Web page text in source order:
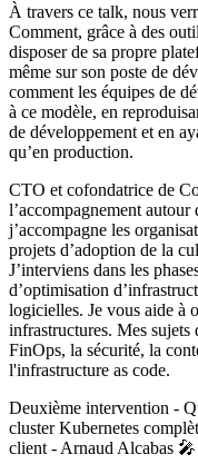
À travers ce talk, nous
Comment, grâce à des
disposer de sa propre
même sur son poste de
comment les équipes de
à ce modèle, en
de développement et en
qu’en production.
CTO et cofondatrice de
l’accompagnement
j’accompagne les
projets d’adoption de la
J’interviens dans les
d’optimisation
logicielles. Je vous aide à
infrastructures. Mes
FinOps, la sécurité, la
l'infrastructure as code.
Deuxième intervention -
cluster Kubernetes
client - Arnaud Alcabas 🎤